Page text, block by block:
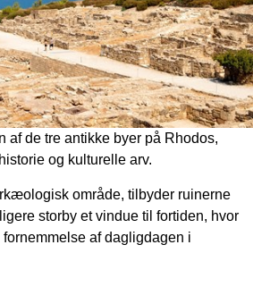
af de tre antikke byer på Rhodos,
og kulturelle arv.
område, tilbyder ruinerne
storby et vindue til fortiden, hvor
af dagligdagen i